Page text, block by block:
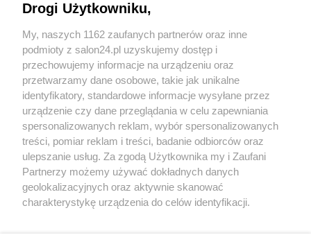
Sport
Społeczeństwo
Kultura
X Facebook Instagram Youtube
Drogi Użytkowniku,
My, naszych 1162 zaufanych partnerów oraz inne
podmioty z salon24.pl uzyskujemy dostęp i
przechowujemy informacje na urządzeniu oraz
przetwarzamy dane osobowe, takie jak unikalne
identyfikatory, standardowe informacje wysyłane przez
urządzenie czy dane przeglądania w celu zapewniania
spersonalizowanych reklam, wybór spersonalizowanych
treści, pomiar reklam i treści, badanie odbiorców oraz
ulepszanie usług. Za zgodą Użytkownika my i Zaufani
Partnerzy możemy używać dokładnych danych
geolokalizacyjnych oraz aktywnie skanować
charakterystykę urządzenia do celów identyfikacji.